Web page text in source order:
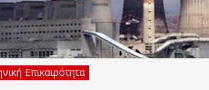
Επικαιρότητα